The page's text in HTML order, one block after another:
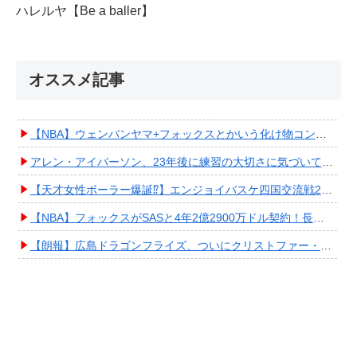
ハレルヤ【Be a baller】
オススメ記事
【NBA】ウェンバンヤマ+フォックスとかいう化け物コンビが爆誕してしまうwwwwwwwwww
アレン・アイバーソン、23年後に練習の大切さに気づいてしまうwwwwwwwwwwww
【天才女性ボーラー爆誕⁉︎】エンジョイバスケ四国交流戦2025 in 香川③ #エアボーズ #427
【NBA】フォックスがSASと4年2億2900万ドル契約！長期確保しPO進出へ期待高まる
【朗報】広島ドラゴンフライズ、ついにクリストファー・スミス獲得キタ━━━━(ﾟ∀ﾟ)━━━━!!